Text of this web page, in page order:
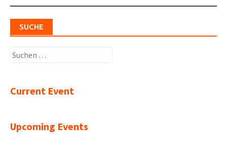
SUCHE
Suchen
Current Event
Upcoming Events